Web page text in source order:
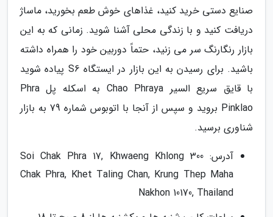
صنایع دستی خرید کنید، غذاهای خوش طعم بخورید، ماساژ
دریافت کنید و با زندگی محلی آشنا شوید. زمانی که به این
بازار رنگارنگ سر می زنید، حتماً دوربین خود را همراه داشته
باشید. برای رسیدن به این بازار در ایستگاه S6 پیاده شوید
با قایق سریع السیر Chao Phraya به اسکله پل Phra
Pinklao بروید و سپس از آنجا با اتوبوس شماره 79 به بازار
شناوری برسید.
آدرس: 300 Soi Chak Phra 17, Khwaeng Khlong
Chak Phra, Khet Taling Chan, Krung Thep Maha
Nakhon 10170, Thailand